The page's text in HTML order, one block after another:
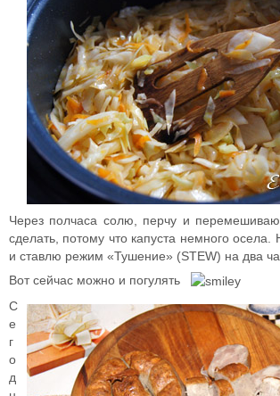
Через полчаса солю, перчу и
сделать, потому что капуста немного
и ставлю режим «Тушение» (STEW) на два
Вот сейчас можно и погулять
С
е
г
о
д